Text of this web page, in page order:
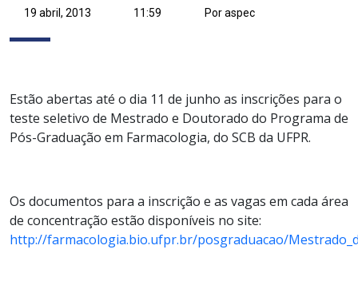
19 abril, 2013 11:59 Por aspec
Estão abertas até o dia 11 de junho as inscrições para o
teste seletivo de Mestrado e Doutorado do Programa de
Pós-Graduação em Farmacologia, do SCB da UFPR.
Os documentos para a inscrição e as vagas em cada área
de concentração estão disponíveis no site:
http://farmacologia.bio.ufpr.br/posgraduacao/